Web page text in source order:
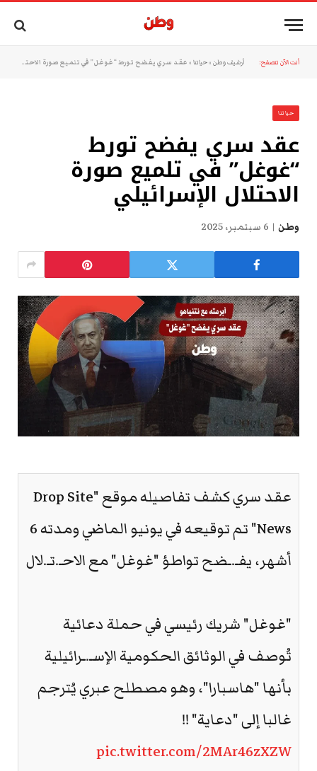
أنت الآن تتصفح: أرشيف وطن »حياتنا » عقد سري يفضح تورط “غوغل” في تلميع صورة الاحتلال الإسرائيلي
حياتنا
عقد سري يفضح تورط
“غوغل” في تلميع صورة
الاحتلال الإسرائيلي
وطن 6 سبتمبر، 2025
عقد سري كشف تفاصيله موقع "Drop Site
News" تم توقيعه في يونيو الماضي ومدته 6
أشهر، يفـ.ـضح تواطؤ "غوغل" مع الاحـ.تـ.لال
"غوغل" شريك رئيسي في حملة دعائية
تُوصف في الوثائق الحكومية الإسـ.ـرائيلية
بأنها "هاسبارا"، وهو مصطلح عبري يُترجم
غالبا إلى "دعاية" !!
pic.twitter.com/2MAr46zXZW